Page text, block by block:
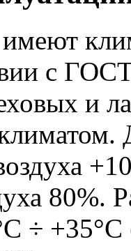
с
и
80%.
÷